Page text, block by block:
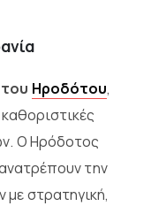
Ηροδότου,
Ο Ηρόδοτος
την
στρατηγική,